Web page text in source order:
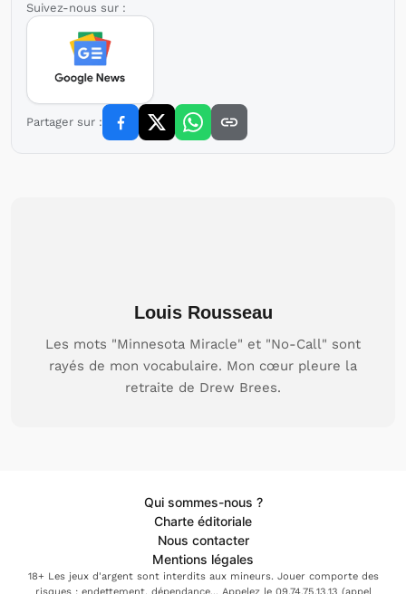
Suivez-nous sur :
Partager sur :
Louis Rousseau
Les mots "Minnesota Miracle" et "No-Call" sont
rayés de mon vocabulaire. Mon cœur pleure la
retraite de Drew Brees.
Qui sommes-nous ?
Charte éditoriale
Nous contacter
Mentions légales
18+ Les jeux d'argent sont interdits aux mineurs. Jouer comporte des